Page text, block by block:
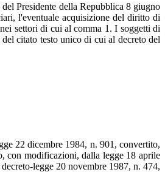
Presidente della Repubblica 8 giugno
l'eventuale acquisizione del diritto di
settori di cui al comma 1. I soggetti di
del citato testo unico di cui al decreto del
22 dicembre 1984, n. 901, convertito,
con modificazioni, dalla legge 18 aprile
legge 20 novembre 1987, n. 474,